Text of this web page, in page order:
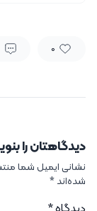
0
دیدگاهتان را
نشانی ایمیل شما
شده‌اند*